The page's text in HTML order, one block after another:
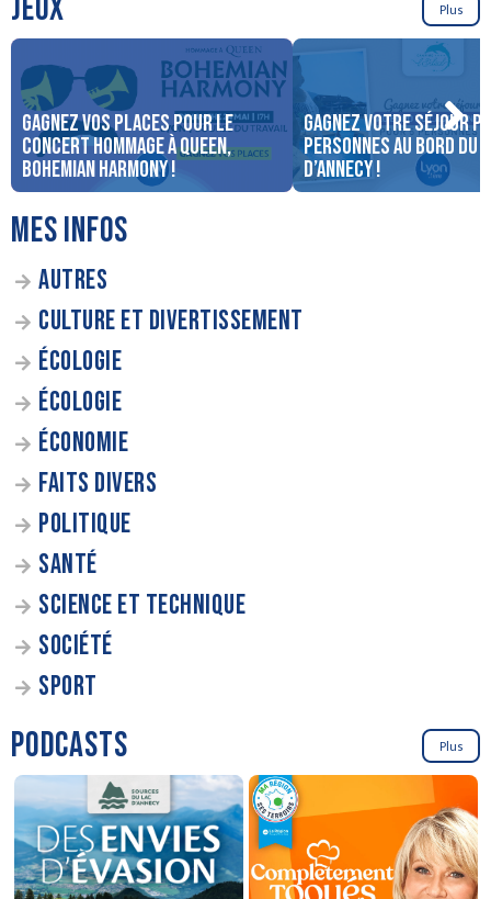
JEUX Plus
Gagnez vos places pour le
concert Hommage à Queen,
Bohemian Harmony !
Gagnez votre séjour
personnes au bord du
d’Annecy !
MES INFOS
AUTRES
CULTURE ET DIVERTISSEMENT
ÉCOLOGIE
ÉCOLOGIE
ÉCONOMIE
FAITS DIVERS
POLITIQUE
SANTÉ
SCIENCE ET TECHNIQUE
SOCIÉTÉ
SPORT
PODCASTS Plus